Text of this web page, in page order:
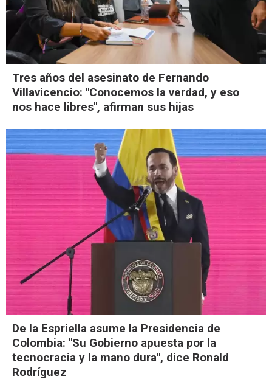
Tres años del asesinato de Fernando
Villavicencio: "Conocemos la verdad, y eso
nos hace libres", afirman sus hijas
De la Espriella asume la Presidencia de
Colombia: "Su Gobierno apuesta por la
tecnocracia y la mano dura", dice Ronald
Rodríguez